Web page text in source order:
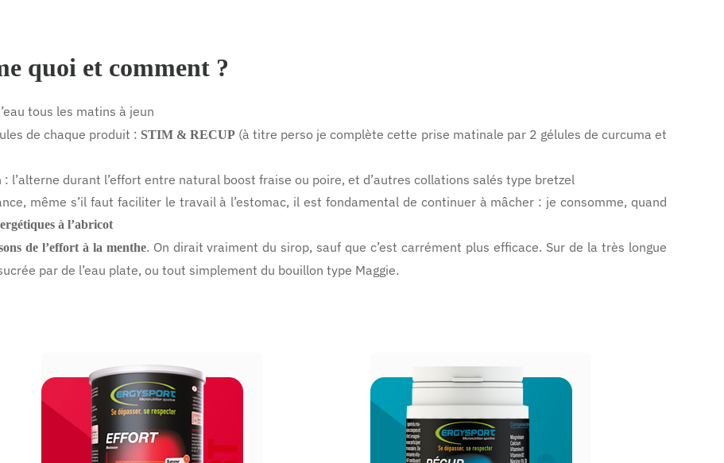
quoi et comment ?
tous les matins à jeun
de chaque produit : STIM & RECUP (à titre perso je complète cette prise matinale par 2 gélules de curcuma et
durant l’effort entre natural boost fraise ou poire, et d’autres collations salés type bretzel
même s’il faut faciliter le travail à l’estomac, il est fondamental de continuer à mâcher : je consomme, quand
à l’abricot
de l’effort à la menthe. On dirait vraiment du sirop, sauf que c’est carrément plus efficace. Sur de la très longue
par de l’eau plate, ou tout simplement du bouillon type Maggie.
ERGYSPORT - Performance
ERGYSPORT EFFORT
ERGYSPORT - Récupération
RECUP